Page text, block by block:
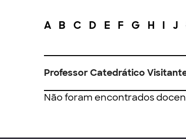
A B C D E F G H I J
Professor Catedrático
Não foram encontrados